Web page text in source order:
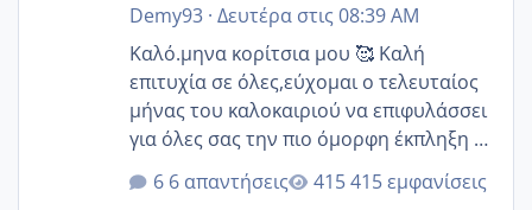
Demy93· Δευτέρα στις 08:39 AM
Καλό.μηνα κορίτσια μου 🥰 Καλή
επιτυχία σε όλες,εύχομαι ο τελευταίος
μήνας του καλοκαιριού να επιφυλάσσει
για όλες σας την πιο όμορφη έκπληξη 🧿
@Elk @Melikara86 @Παρασκευαιδου
@Zenia z @melitiniღ @Christi.D.
6 απαντήσεις 415 εμφανίσεις